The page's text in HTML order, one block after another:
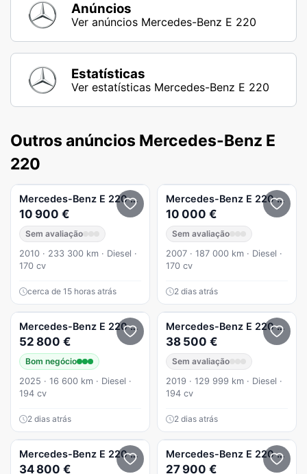
Anúncios
Ver anúncios Mercedes-Benz E 220
Estatísticas
Ver estatísticas Mercedes-Benz E 220
Outros anúncios Mercedes-Benz E
220
Mercedes-Benz E 220 CDi Avantgarde BlueEfficiency
10 900 €
Sem avaliação
2010 · 233 300 km · Diesel ·
170 cv
cerca de 15 horas atrás
Mercedes-Benz E 220 CDi
10 000 €
Sem avaliação
2007 · 187 000 km · Diesel ·
170 cv
2 dias atrás
Mercedes-Benz E 220 d Avantgarde
52 800 €
Bom negócio
2025 · 16 600 km · Diesel ·
194 cv
2 dias atrás
Mercedes-Benz E 220 d
38 500 €
Sem avaliação
2019 · 129 999 km · Diesel ·
194 cv
2 dias atrás
Mercedes-Benz E 220 d AMG Line
34 800 €
Mercedes-Benz E 220 d
27 900 €